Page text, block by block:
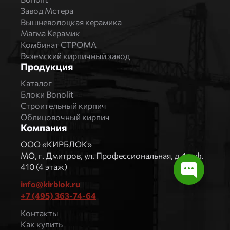
Завод Мстера
Вышневолоцкая керамика
Магма Керамик
Комбинат СТРОМА
Вяземский кирпичный завод
Продукция
Каталог
Блоки Bonolit
Строительный кирпич
Облицовочный кирпич
Компания
ООО «КИРБЛОК»
МO, г. Дмитров, ул. Профессиональная, д.4, оф.
410 (4 этаж)
info@kirblok.ru
+7 (495) 363-74-64
Контакты
Как купить